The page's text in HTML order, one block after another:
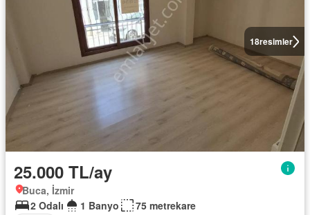
18resimler
25.000 TL/ay
Buca, İzmir
2 Odalı
1 Banyo
75 metrekare